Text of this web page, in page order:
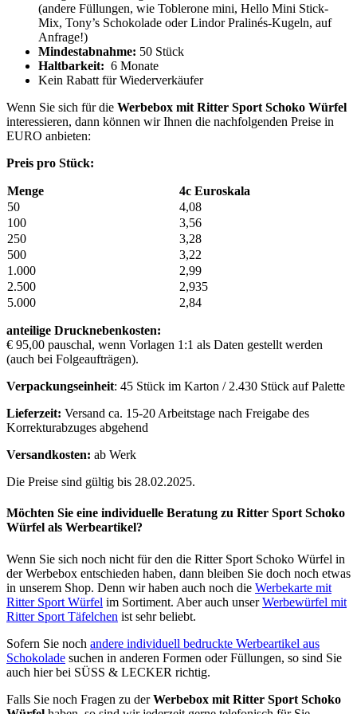
(andere Füllungen, wie Toblerone mini, Hello Mini Stick-
Mix, Tony’s Schokolade oder Lindor Pralinés-Kugeln, auf
Anfrage!)
Mindestabnahme: 50 Stück
Haltbarkeit: 6 Monate
Kein Rabatt für Wiederverkäufer
Wenn Sie sich für die Werbebox mit Ritter Sport Schoko Würfel
interessieren, dann können wir Ihnen die nachfolgenden Preise in
EURO anbieten:
Preis pro Stück:
Menge
4c Euroskala
50
4,08
100
3,56
250
3,28
500
3,22
1.000
2,99
2.500
2,935
5.000
2,84
anteilige Drucknebenkosten:
€ 95,00 pauschal, wenn Vorlagen 1:1 als Daten gestellt werden
(auch bei Folgeaufträgen).
Verpackungseinheit: 45 Stück im Karton / 2.430 Stück auf Palette
Lieferzeit: Versand ca. 15-20 Arbeitstage nach Freigabe des
Korrekturabzuges abgehend
Versandkosten: ab Werk
Die Preise sind gültig bis 28.02.2025.
Möchten Sie eine individuelle Beratung zu Ritter Sport Schoko
Würfel als Werbeartikel?
Wenn Sie sich noch nicht für den die Ritter Sport Schoko Würfel in
der Werbebox entschieden haben, dann bleiben Sie doch noch etwas
in unserem Shop. Denn wir haben auch noch die Werbekarte mit
Ritter Sport Würfel im Sortiment. Aber auch unserWerbewürfel mit
Ritter Sport Täfelchen ist sehr beliebt.
Sofern Sie noch andere individuell bedruckte Werbeartikel aus
Schokolade suchen in anderen Formen oder Füllungen, so sind Sie
auch hier bei SÜSS & LECKER richtig.
Falls Sie noch Fragen zu derWerbebox mit Ritter Sport Schoko